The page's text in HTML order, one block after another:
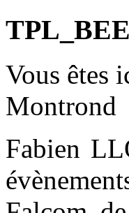
Vous êtes
Montrond
Fabien